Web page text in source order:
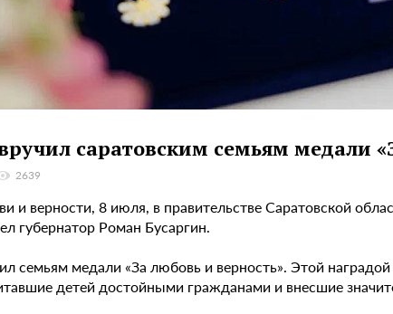
саратовским семьям медали
2639
и верности, 8 июля, в правительстве Саратовской
губернатор Роман Бусаргин.
семьям медали «За любовь и верность». Этой
детей достойными гражданами и внесшие